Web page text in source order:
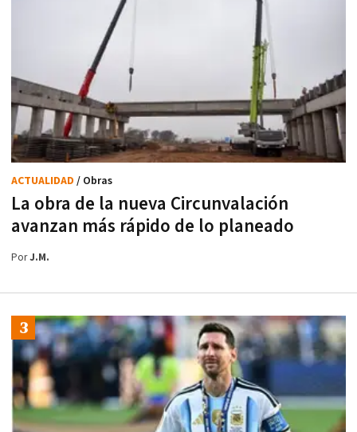
La obra de la nueva Circunvalación
avanzan más rápido de lo planeado
ACTUALIDAD / Obras
PorJ.M.